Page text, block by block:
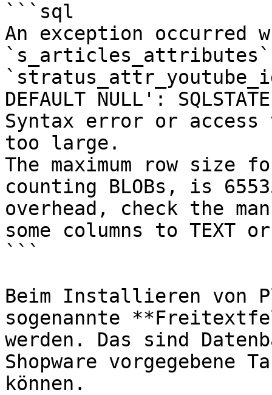
```sql
An exception occurred
`s_articles_attributes`
DEFAULT NULL':
Syntax error or
too large.
The maximum row
counting BLOBs, is
overhead, check the
some columns to TEXT or
```
Beim Installieren von
sogenannte
werden. Das sind
Shopware vorgegebene
können.